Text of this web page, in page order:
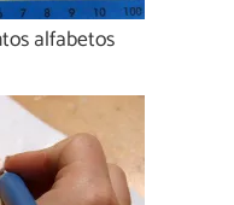
alfabetos